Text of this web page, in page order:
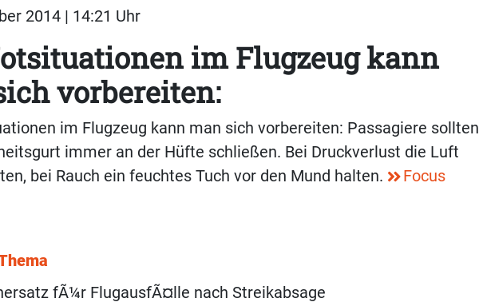
2014 | 14:21 Uhr
im Flugzeug kann
vorbereiten:
im Flugzeug kann man sich vorbereiten: Passagiere sollten
immer an der Hüfte schließen. Bei Druckverlust die Luft
bei Rauch ein feuchtes Tuch vor den Mund halten.
Focus
fÃ¼r FlugausfÃ¤lle nach Streikabsage